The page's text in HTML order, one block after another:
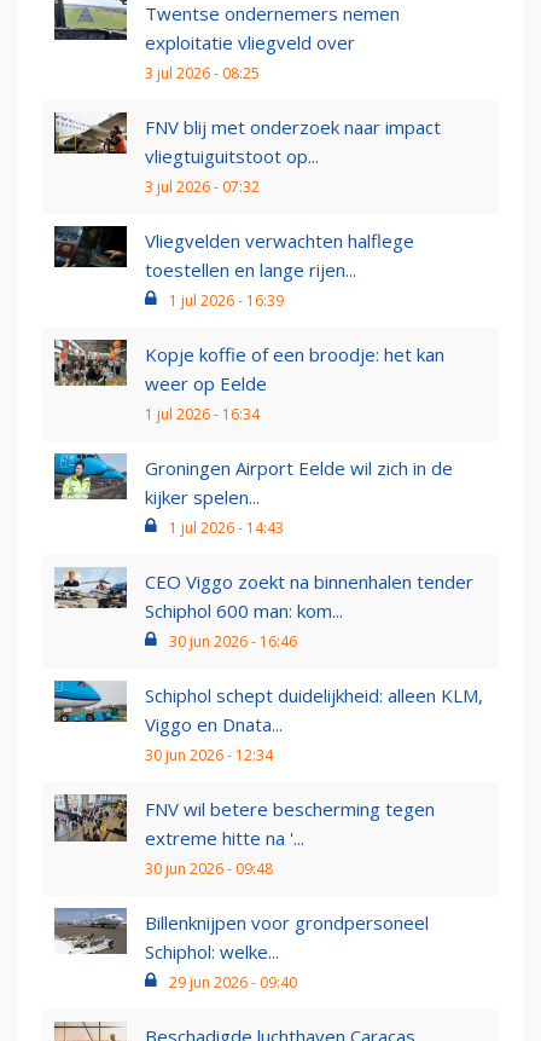
Twentse ondernemers nemen
exploitatie vliegveld over
3 jul 2026 - 08:25
FNV blij met onderzoek naar impact
vliegtuiguitstoot op...
3 jul 2026 - 07:32
Vliegvelden verwachten halflege
toestellen en lange rijen...
1 jul 2026 - 16:39
Kopje koffie of een broodje: het kan
weer op Eelde
1 jul 2026 - 16:34
Groningen Airport Eelde wil zich in de
kijker spelen...
1 jul 2026 - 14:43
CEO Viggo zoekt na binnenhalen tender
Schiphol 600 man: kom...
30 jun 2026 - 16:46
Schiphol schept duidelijkheid: alleen KLM,
Viggo en Dnata...
30 jun 2026 - 12:34
FNV wil betere bescherming tegen
extreme hitte na '...
30 jun 2026 - 09:48
Billenknijpen voor grondpersoneel
Schiphol: welke...
29 jun 2026 - 09:40